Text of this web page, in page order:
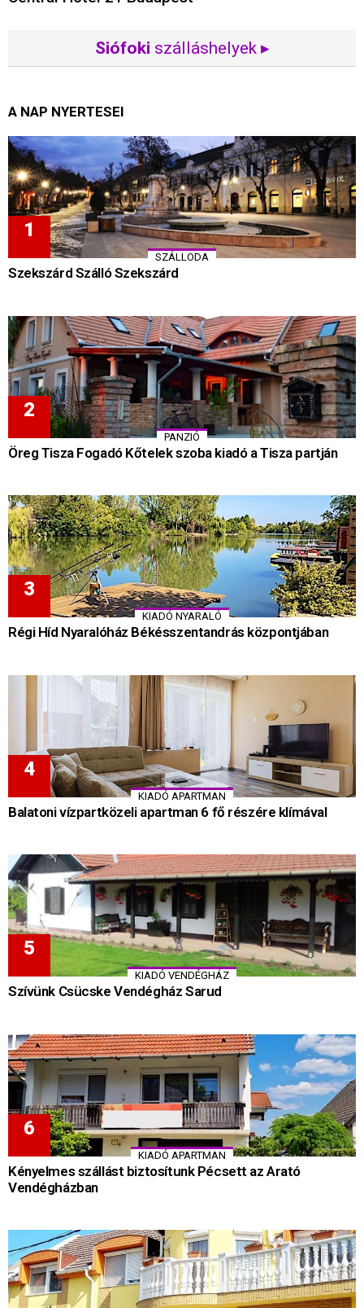
Siófoki szálláshelyek ▸
A NAP NYERTESEI
SZÁLLODA
Szekszárd Szálló Szekszárd
PANZIÓ
Öreg Tisza Fogadó Kőtelek szoba kiadó a Tisza partján
KIADÓ NYARALÓ
Régi Híd Nyaralóház Békésszentandrás központjában
KIADÓ APARTMAN
Balatoni vízpartközeli apartman 6 fő részére klímával
KIADÓ VENDÉGHÁZ
Szívünk Csücske Vendégház Sarud
KIADÓ APARTMAN
Kényelmes szállást biztosítunk Pécsett az Arató
Vendégházban